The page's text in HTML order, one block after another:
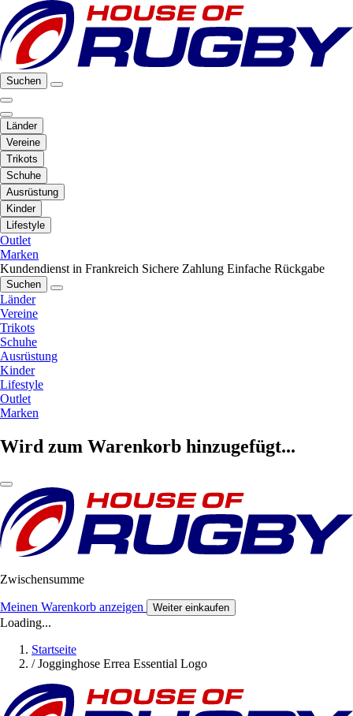
Suchen
Länder
Vereine
Trikots
Schuhe
Ausrüstung
Kinder
Lifestyle
Outlet
Marken
Kundendienst in Frankreich Sichere Zahlung Einfache Rückgabe
Suchen
Länder
Vereine
Trikots
Schuhe
Ausrüstung
Kinder
Lifestyle
Outlet
Marken
Wird zum Warenkorb hinzugefügt...
Zwischensumme
Meinen Warenkorb anzeigen Weiter einkaufen
Loading...
Startseite
/ Jogginghose Errea Essential Logo